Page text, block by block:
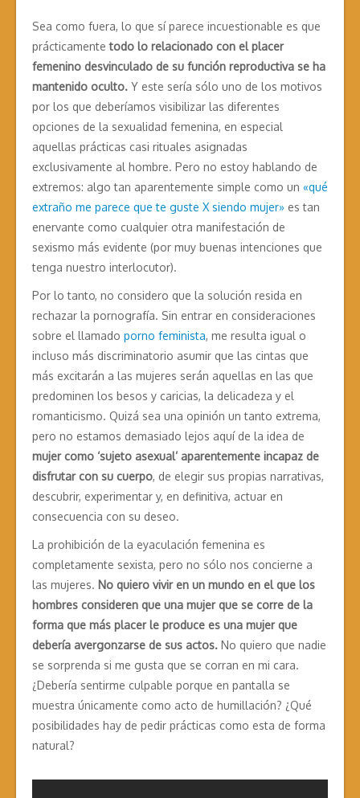
Sea como fuera, lo que sí parece incuestionable es que
prácticamente todo lo relacionado con el placer
femenino desvinculado de su función reproductiva se ha
mantenido oculto. Y este sería sólo uno de los motivos
por los que deberíamos visibilizar las diferentes
opciones de la sexualidad femenina, en especial
aquellas prácticas casi rituales asignadas
exclusivamente al hombre. Pero no estoy hablando de
extremos: algo tan aparentemente simple como un «qué
extraño me parece que te guste X siendo mujer» es tan
enervante como cualquier otra manifestación de
sexismo más evidente (por muy buenas intenciones que
tenga nuestro interlocutor).
Por lo tanto, no considero que la solución resida en
rechazar la pornografía. Sin entrar en consideraciones
sobre el llamado porno feminista, me resulta igual o
incluso más discriminatorio asumir que las cintas que
más excitarán a las mujeres serán aquellas en las que
predominen los besos y caricias, la delicadeza y el
romanticismo. Quizá sea una opinión un tanto extrema,
pero no estamos demasiado lejos aquí de la idea de
mujer como ‘sujeto asexual’ aparentemente incapaz de
disfrutar con su cuerpo, de elegir sus propias narrativas,
descubrir, experimentar y, en definitiva, actuar en
consecuencia con su deseo.
La prohibición de la eyaculación femenina es
completamente sexista, pero no sólo nos concierne a
las mujeres. No quiero vivir en un mundo en el que los
hombres consideren que una mujer que se corre de la
forma que más placer le produce es una mujer que
debería avergonzarse de sus actos. No quiero que nadie
se sorprenda si me gusta que se corran en mi cara.
¿Debería sentirme culpable porque en pantalla se
muestra únicamente como acto de humillación? ¿Qué
posibilidades hay de pedir prácticas como esta de forma
natural?